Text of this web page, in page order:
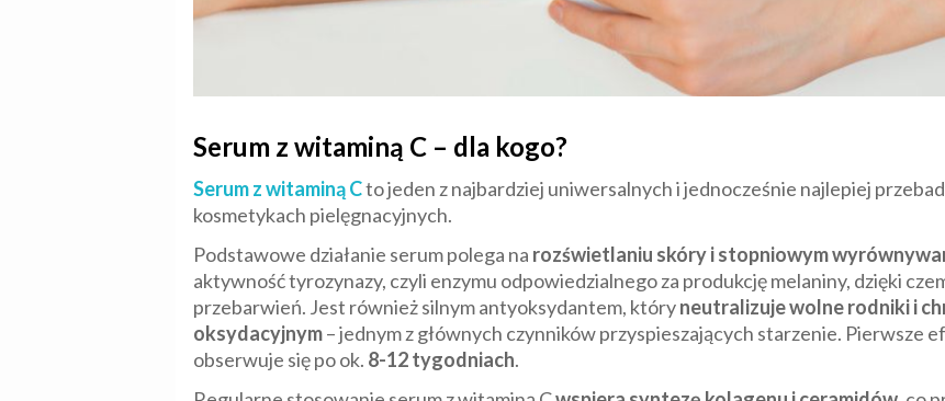
Serum z witaminą C – dla kogo?
Serum z witaminą Cto jeden z najbardziej uniwersalnych i jednocześnie najlepiej
kosmetykach pielęgnacyjnych.
Podstawowe działanie serum polega na rozświetlaniu skóry i stopniowym
aktywność tyrozynazy, czyli enzymu odpowiedzialnego za produkcję melaniny, dzięki
przebarwień. Jest również silnym antyoksydantem, któryneutralizuje wolne rodniki i
oksydacyjnym– jednym z głównych czynników przyspieszających starzenie. Pierwsze
obserwuje się po ok. 8-12 tygodniach.